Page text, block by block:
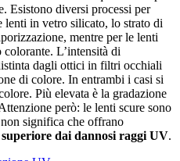
Esistono diversi processi per
lenti in vetro silicato, lo strato di
mentre per le lenti
L’intensità di
dagli ottici in filtri occhiali
di colore. In entrambi i casi si
Più elevata è la gradazione
però: le lenti scure sono
significa che offrano
dai dannosi raggi UV.